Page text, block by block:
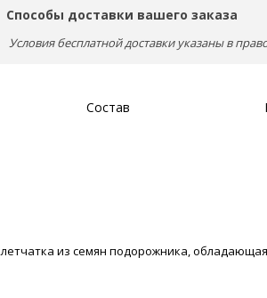
Способы доставки вашего заказа
Условия бесплатной доставки указаны в
Состав
из семян подорожника,